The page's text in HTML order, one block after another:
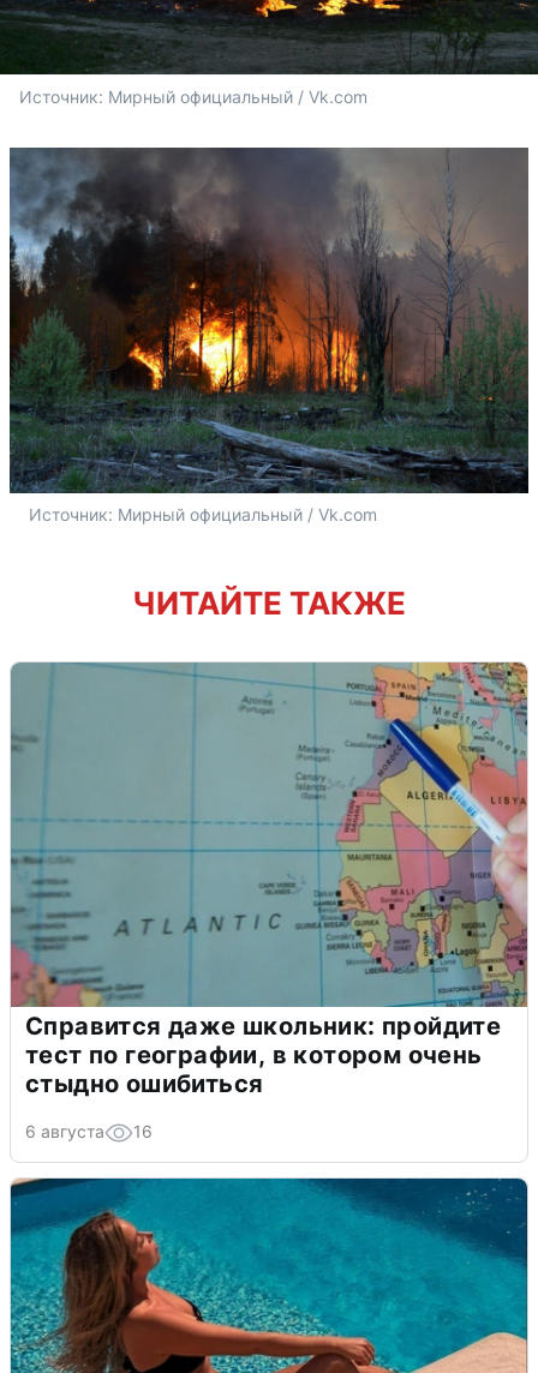
Источник: Мирный официальный / Vk.com
Источник: Мирный официальный / Vk.com
ЧИТАЙТЕ ТАКЖЕ
Справится даже школьник: пройдите
тест по географии, в котором очень
стыдно ошибиться
6 августа 16